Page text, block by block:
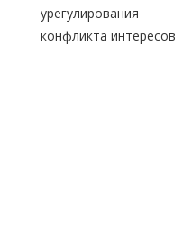
урегулирования
конфликта интересов